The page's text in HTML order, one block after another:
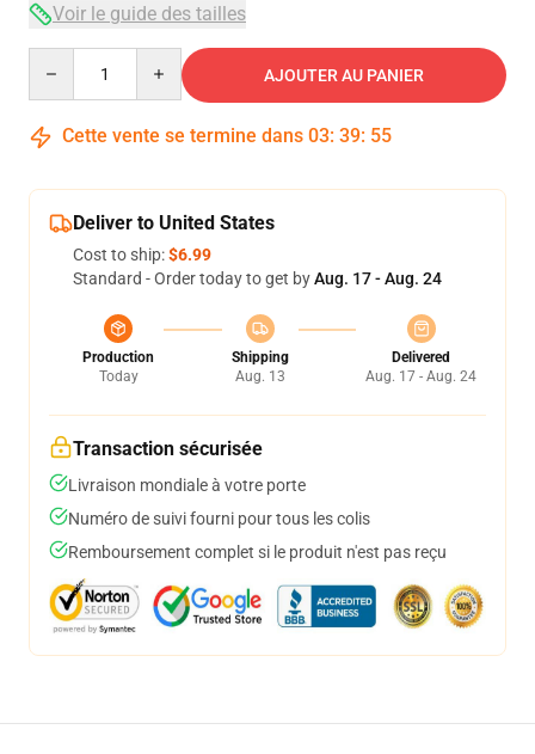
Voir le guide des tailles
AJOUTER AU PANIER
Cette vente se termine dans 03: 39: 55
Deliver to United States
Cost to ship:$6.99
Standard - Order today to get byAug. 17 - Aug. 24
Production
Today
Shipping
Aug. 13
Delivered
Aug. 17 - Aug. 24
Transaction sécurisée
Livraison mondiale à votre porte
Numéro de suivi fourni pour tous les colis
Remboursement complet si le produit n'est pas reçu